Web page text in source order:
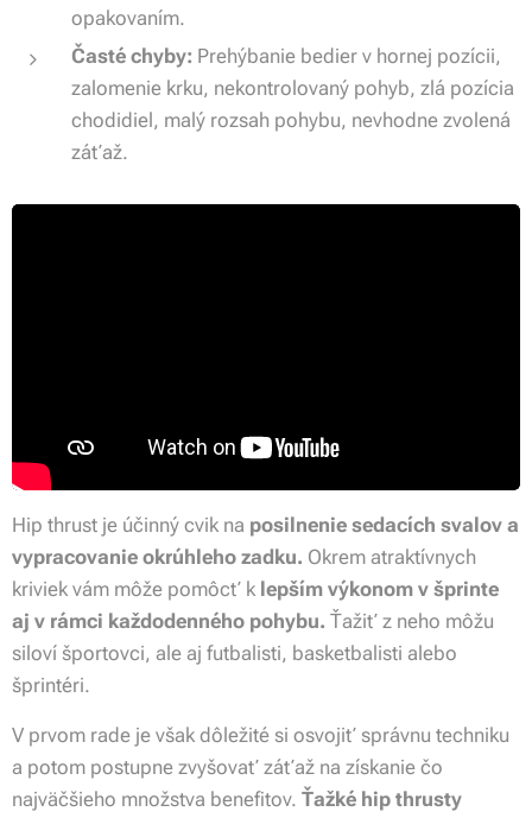
opakovaním.
Časté chyby: Prehýbanie bedier v hornej pozícii,
zalomenie krku, nekontrolovaný pohyb, zlá pozícia
chodidiel, malý rozsah pohybu, nevhodne zvolená
záťaž.
Hip thrust je účinný cvik na posilnenie sedacích svalov a
vypracovanie okrúhleho zadku. Okrem atraktívnych
kriviek vám môže pomôcť k lepším výkonom v šprinte
aj v rámci každodenného pohybu. Ťažiť z neho môžu
siloví športovci, ale aj futbalisti, basketbalisti alebo
šprintéri.
V prvom rade je však dôležité si osvojiť správnu techniku
a potom postupne zvyšovať záťaž na získanie čo
najväčšieho množstva benefitov. Ťažké hip thrusty